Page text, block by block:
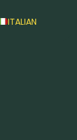
ITALIAN